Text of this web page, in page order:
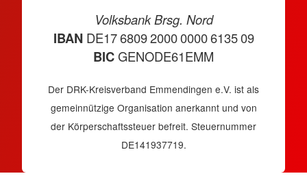
Volksbank Brsg. Nord
IBANDE17 6809 2000 0000 6135 09
BICGENODE61EMM
Der DRK-Kreisverband Emmendingen e.V. ist als
gemeinnützige Organisation anerkannt und von
der Körperschaftssteuer befreit. Steuernummer
DE141937719.